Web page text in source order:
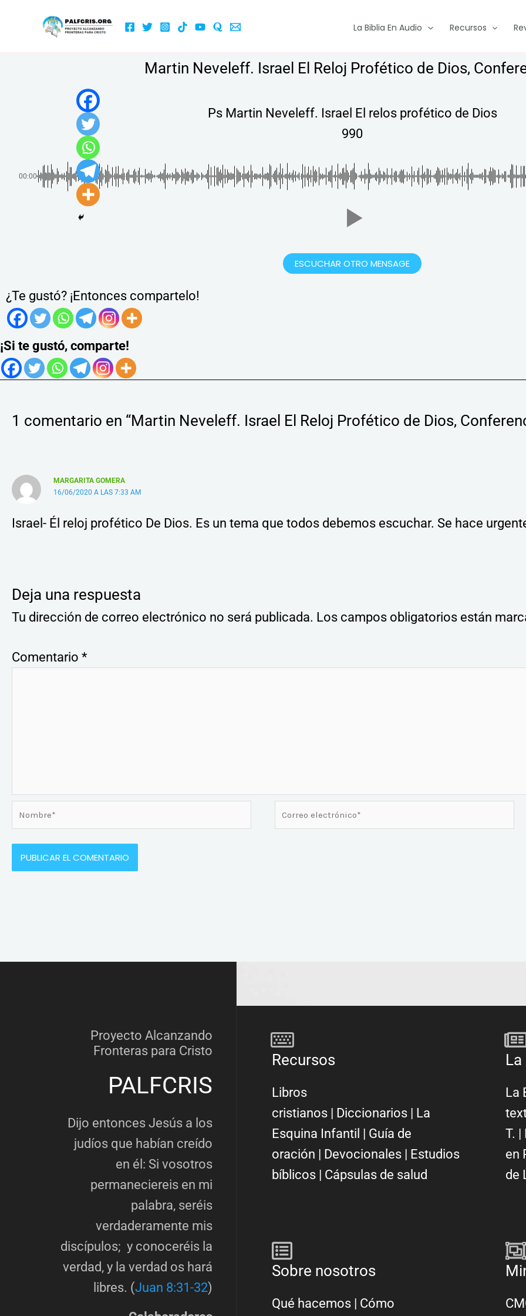
contenido
La Biblia En Audio Recursos
Martin Neveleff. Israel El Reloj Profético de Dios,
Ps Martin Neveleff. Israel El relos profético de Dios
990
00:00
ESCUCHAR OTRO MENSAGE
¿Te gustó? ¡Entonces compartelo!
¡Si te gustó, comparte!
1 comentario en “Martin Neveleff. Israel El Reloj Profético de Dios,
MARGARITA GOMERA
16/06/2020 A LAS 7:33 AM
Israel- Él reloj profético De Dios. Es un tema que todos debemos escuchar. Se hace
Deja una respuesta
Tu dirección de correo electrónico no será publicada. Los campos obligatorios están
Comentario *
Nombre*
Correo
electrónico*
Proyecto Alcanzando
Fronteras para Cristo
PALFCRIS
Dijo entonces Jesús a los
judíos que habían creído
en él: Si vosotros
permaneciereis en mi
palabra, seréis
verdaderamente mis
discípulos; y conoceréis la
verdad, y la verdad os hará
libres. (Juan 8:31-32)
Recursos
Libros
cristianos| Diccionarios| La
Esquina Infantil | Guía de
oración | Devocionales| Estudios
bíblicos| Cápsulas de salud
La
T. |
en
de
Sobre nosotros
Qué hacemos| Cómo